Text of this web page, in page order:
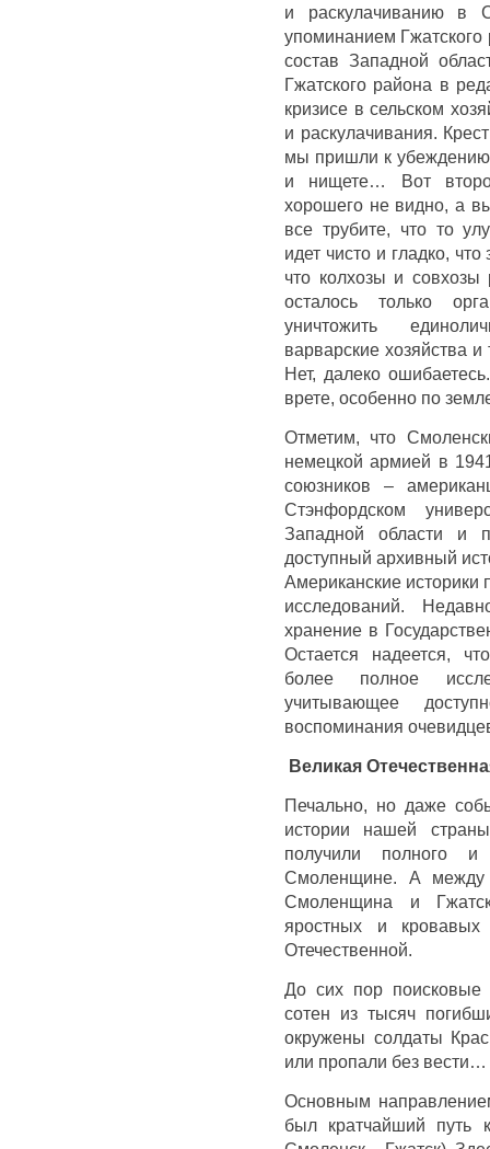
и раскулачиванию в
упоминанием
состав Западной
Гжатского района в
кризисе в сельском
и раскулачивания.
мы пришли к
и нищете… Вот
хорошего не видно, а
все трубите, что то
идет чисто и гладко,
что колхозы и
осталось только
уничтожить
варварские хозяйства
Нет, далеко
врете, особенно по
Отметим, что
немецкой армией в
союзников –
Стэнфордском
Западной области и
доступный архивный
Американские историки
исследований.
хранение в
Остается надеется,
более полное
учитывающее
воспоминания
Великая
Печально, но даже
истории нашей
получили полного и
Смоленщине. А
Смоленщина и
яростных и кровавых
Отечественной.
До сих пор поисковые
сотен из тысяч
окружены солдаты
или пропали без вести…
Основным
был кратчайший путь